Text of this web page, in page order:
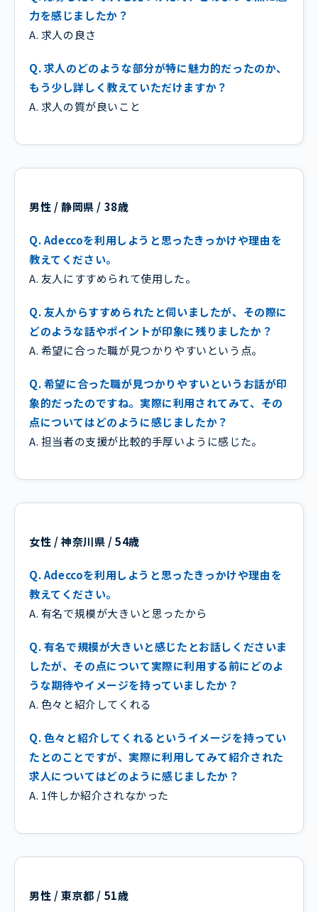
力を感じましたか？
A. 求人の良さ
Q. 求人のどのような部分が特に魅力的だったのか、
もう少し詳しく教えていただけますか？
A. 求人の質が良いこと
男性 / 静岡県 / 38歳
Q. Adeccoを利用しようと思ったきっかけや理由を
教えてください。
A. 友人にすすめられて使用した。
Q. 友人からすすめられたと伺いましたが、その際に
どのような話やポイントが印象に残りましたか？
A. 希望に合った職が見つかりやすいという点。
Q. 希望に合った職が見つかりやすいというお話が印
象的だったのですね。実際に利用されてみて、その
点についてはどのように感じましたか？
A. 担当者の支援が比較的手厚いように感じた。
女性 / 神奈川県 / 54歳
Q. Adeccoを利用しようと思ったきっかけや理由を
教えてください。
A. 有名で規模が大きいと思ったから
Q. 有名で規模が大きいと感じたとお話しくださいま
したが、その点について実際に利用する前にどのよ
うな期待やイメージを持っていましたか？
A. 色々と紹介してくれる
Q. 色々と紹介してくれるというイメージを持ってい
たとのことですが、実際に利用してみて紹介された
求人についてはどのように感じましたか？
A. 1件しか紹介されなかった
男性 / 東京都 / 51歳